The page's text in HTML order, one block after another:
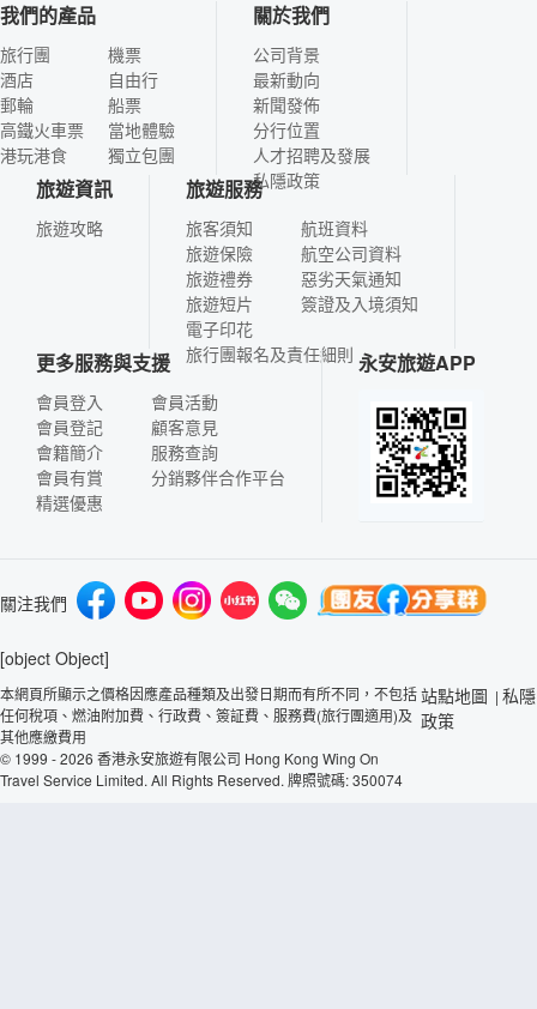
我們的產品
旅行團
酒店
郵輪
高鐵火車票
港玩港食
機票
自由行
船票
當地體驗
獨立包團
關於我們
公司背景
最新動向
新聞發佈
分行位置
人才招聘及發展
私隱政策
旅遊資訊
旅遊攻略
旅遊服務
旅客須知
旅遊保險
旅遊禮券
旅遊短片
電子印花
航班資料
航空公司資料
惡劣天氣通知
簽證及入境須知
旅行團報名及責任細則
更多服務與支援
會員登入
會員登記
會籍簡介
會員有賞
精選優惠
會員活動
顧客意見
服務查詢
分銷夥伴合作平台
永安旅遊APP
關注我們
[object Object]
本網頁所顯示之價格因應產品種類及出發日期而有所不同，不包括
任何稅項、燃油附加費、行政費、簽証費、服務費(旅行團適用)及
其他應繳費用
© 1999 - 2026 香港永安旅遊有限公司 Hong Kong Wing On
Travel Service Limited. All Rights Reserved. 牌照號碼: 350074
站點地圖 | 私隱
政策